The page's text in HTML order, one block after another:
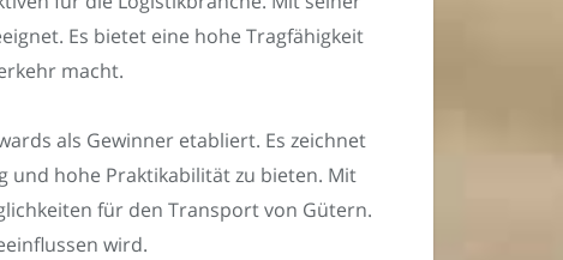
Es bietet eine hohe Tragfähigkeit
macht.
als Gewinner etabliert. Es zeichnet
und hohe Praktikabilität zu bieten. Mit
für den Transport von Gütern.
wird.